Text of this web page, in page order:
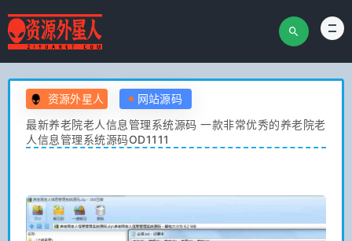
资源外星人
网站源码
最新养老院老人信息管理系统源码 一款非常优秀的养老院老
人信息管理系统源码OD1111